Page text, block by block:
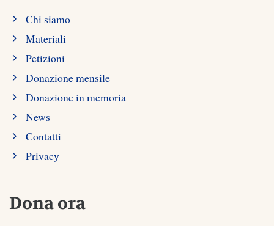
Chi siamo
Materiali
Petizioni
Donazione mensile
Donazione in memoria
News
Contatti
Privacy
Dona ora